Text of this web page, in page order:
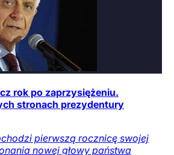
rok po zaprzysiężeniu.
stronach prezydentury
pierwszą rocznicę swojej
nowej głowy państwa